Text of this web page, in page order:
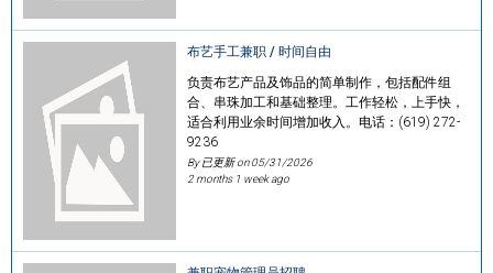
布艺手工兼职 / 时间自由
负责布艺产品及饰品的简单制作，包括配件组
合、串珠加工和基础整理。工作轻松，上手快，
适合利用业余时间增加收入。电话：(619) 272-
9236
By 已更新 on05/31/2026
2 months 1 week ago